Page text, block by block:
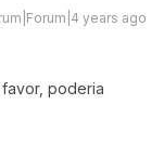
years ago
poderia